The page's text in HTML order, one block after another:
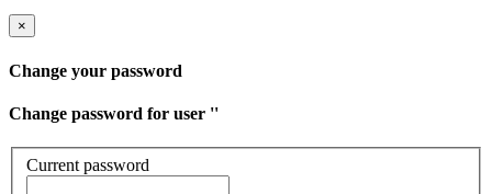
×
Change your password
Change password for user ''
Current password